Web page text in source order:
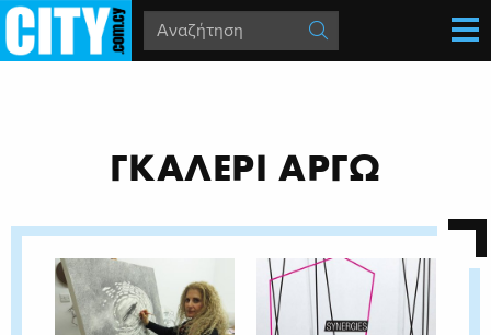
ΓΚΑΛΕΡΙ ΑΡΓΩ